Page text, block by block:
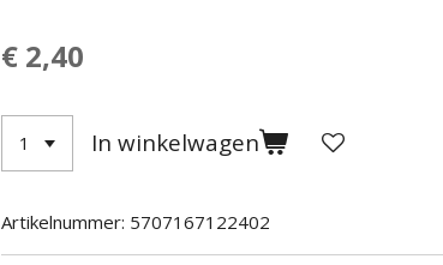
€ 2,40
In winkelwagen
Artikelnummer: 5707167122402